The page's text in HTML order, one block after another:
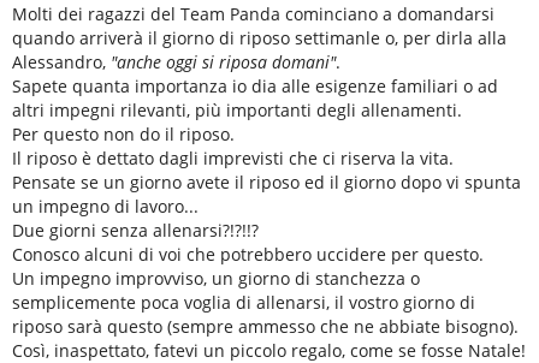
Molti dei ragazzi del Team Panda cominciano a domandarsi
quando arriverà il giorno di riposo settimanle o, per dirla alla
Alessandro, "anche oggi si riposa domani".
Sapete quanta importanza io dia alle esigenze familiari o ad
altri impegni rilevanti, più importanti degli allenamenti.
Per questo non do il riposo.
Il riposo è dettato dagli imprevisti che ci riserva la vita.
Pensate se un giorno avete il riposo ed il giorno dopo vi spunta
un impegno di lavoro...
Due giorni senza allenarsi?!?!!?
Conosco alcuni di voi che potrebbero uccidere per questo.
Un impegno improvviso, un giorno di stanchezza o
semplicemente poca voglia di allenarsi, il vostro giorno di
riposo sarà questo (sempre ammesso che ne abbiate bisogno).
Così, inaspettato, fatevi un piccolo regalo, come se fosse Natale!